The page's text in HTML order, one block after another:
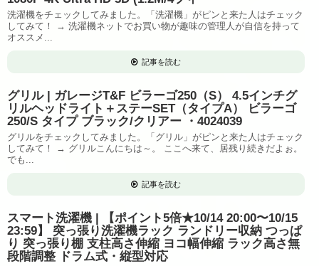
洗濯機をチェックしてみました。「洗濯機」がピンと来た人はチェック
してみて！ → 洗濯機ネットでお買い物が趣味の管理人が自信を持って
オススメ...
記事を読む
グリル | ガレージT&F ビラーゴ250（S） 4.5インチグ
リルヘッドライト＋ステーSET（タイプA） ビラーゴ
250/S タイプ ブラック/クリアー ・4024039
グリルをチェックしてみました。「グリル」がピンと来た人はチェック
してみて！ → グリルこんにちは～。 ここへ来て、居残り続きだよぉ。
でも...
記事を読む
スマート洗濯機 | 【ポイント5倍★10/14 20:00〜10/15
23:59】 突っ張り洗濯機ラック ランドリー収納 つっぱ
り 突っ張り棚 支柱高さ伸縮 ヨコ幅伸縮 ラック高さ無
段階調整 ドラム式・縦型対応